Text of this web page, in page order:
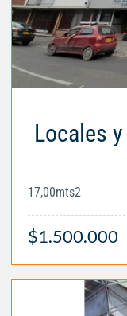
Locales
17,00mts2
$1.500.000